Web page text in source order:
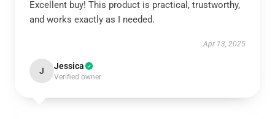
Excellent buy! This product is practical, trustworthy,
and works exactly as I needed.
Apr 13, 2025
J Jessica
Verified owner